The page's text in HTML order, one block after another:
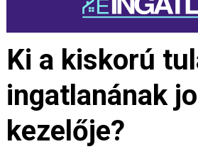
Ki a kiskorú
ingatlanának
kezelője?